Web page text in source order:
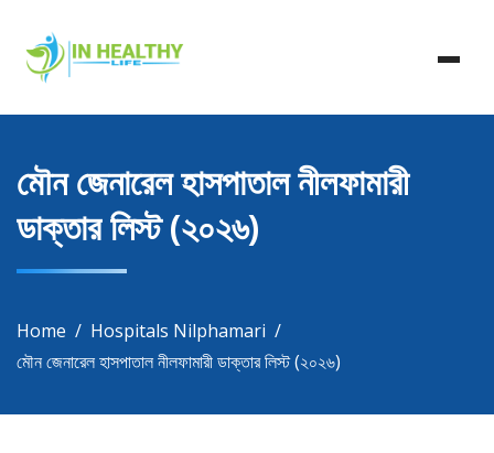
content
In Healthy Life
In Healthy Life, Healthy Life, Health Life, Doctor List,
Doctor Listing
মৌন জেনারেল হাসপাতাল নীলফামারী
ডাক্তার লিস্ট (২০২৬)
Home
Hospitals Nilphamari
মৌন জেনারেল হাসপাতাল নীলফামারী ডাক্তার লিস্ট (২০২৬)